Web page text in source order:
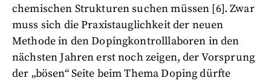
chemischen Strukturen suchen müssen [6]. Zwar
muss sich die Praxistauglichkeit der neuen
Methode in den Dopingkontrolllaboren in den
nächsten Jahren erst noch zeigen, der Vorsprung
der „bösen“ Seite beim Thema Doping dürfte